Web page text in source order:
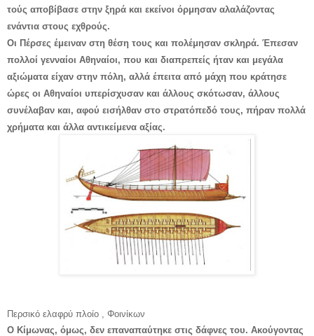
τούς αποβίβασε στην ξηρά και εκείνοι όρμησαν αλαλάζοντας
ενάντια στους εχθρούς.
Οι Πέρσες έμειναν στη θέση τους και πολέμησαν σκληρά. Έπεσαν
πολλοί γενναίοι Αθηναίοι, που και διαπρεπείς ήταν και μεγάλα
αξιώματα είχαν στην πόλη, αλλά έπειτα από μάχη που κράτησε
ώρες οι Αθηναίοι υπερίσχυσαν και άλλους σκότωσαν, άλλους
συνέλαβαν και, αφού εισήλθαν στο στρατόπεδό τους, πήραν πολλά
χρήματα και άλλα αντικείμενα αξίας.
Περσικό ελαφρύ πλοίο , Φοινίκων
Ο Κίμωνας, όμως, δεν επαναπαύτηκε στις δάφνες του. Ακούγοντας